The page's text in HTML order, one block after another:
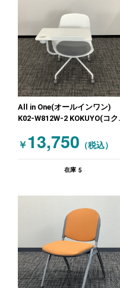
All in One(オールインワン)
K02-W812W-2 KOKUYO(コク
チェア グレー ホワイト
￥ 13,750 （税込）
在庫 5